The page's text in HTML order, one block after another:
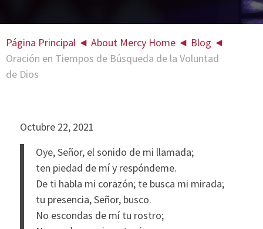
Página Principal ◄ About Mercy Home ◄ Blog ◄
Oración en Tiempos de Búsqueda de la Voluntad
de Dios
Octubre 22, 2021
Oye, Señor, el sonido de mi llamada;
ten piedad de mí y respóndeme.
De ti habla mi corazón; te busca mi mirada;
tu presencia, Señor, busco.
No escondas de mí tu rostro;